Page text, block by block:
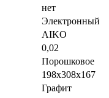
нет
Электронный
AIKO
0,02
Порошковое
198x308x167
Графит